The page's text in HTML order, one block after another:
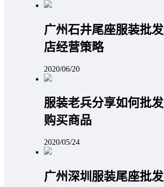
广州石井尾座服装批发
店经营策略
2020/06/20
服装老兵分享如何批发
购买商品
2020/05/24
广州深圳服装尾座批发